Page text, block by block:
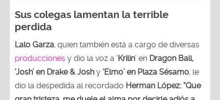
Sus colegas lamentan la terrible
perdida
Lalo Garza , quien también está a cargo de diversas
producciones y dio la voz a ‘Krilin’ en Dragon Ball,
‘Josh’ en Drake & Josh y ‘Elmo’ en Plaza Sésamo , le
dio la despedida al recordado Herman López: “Que